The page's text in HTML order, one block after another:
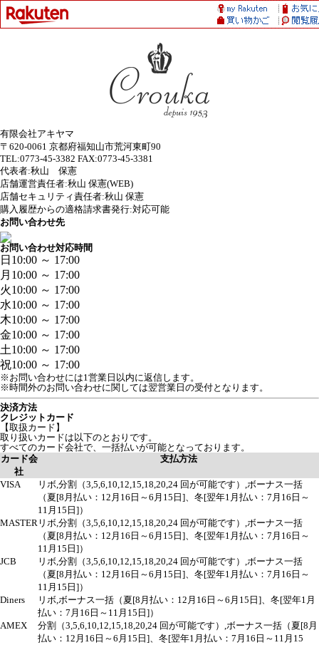
有限会社アキヤマ
〒620-0061 京都府福知山市荒河東町90
TEL:0773-45-3382 FAX:0773-45-3381
代表者:秋山 保憲
店舗運営責任者:秋山 保憲(WEB)
店舗セキュリティ責任者:秋山 保憲
購入履歴からの適格請求書発行:対応可能
お問い合わせ先
お問い合わせ対応時間
日 10:00 ～ 17:00
月 10:00 ～ 17:00
火10:00 ～ 17:00
水10:00 ～ 17:00
木10:00 ～ 17:00
金10:00 ～ 17:00
土10:00 ～ 17:00
祝10:00 ～ 17:00
※お問い合わせには1営業日以内に返信します。
※時間外のお問い合わせに関しては翌営業日の受付となります。
決済方法
クレジットカード
【取扱カード】
取り扱いカードは以下のとおりです。
すべてのカード会社で、一括払いが可能となっております。
カード会
社
支払方法
VISA
リボ,分割（3,5,6,10,12,15,18,20,24 回が可能です）,ボーナス一括
（夏[8月払い：12月16日～6月15日]、冬[翌年1月払い：7月16日～
11月15日]）
MASTER リボ,分割（3,5,6,10,12,15,18,20,24 回が可能です）,ボーナス一括
（夏[8月払い：12月16日～6月15日]、冬[翌年1月払い：7月16日～
11月15日]）
JCB
リボ,分割（3,5,6,10,12,15,18,20,24 回が可能です）,ボーナス一括
（夏[8月払い：12月16日～6月15日]、冬[翌年1月払い：7月16日～
11月15日]）
Diners
リボ,ボーナス一括（夏[8月払い：12月16日～6月15日]、冬[翌年1月
払い：7月16日～11月15日]）
AMEX
分割（3,5,6,10,12,15,18,20,24 回が可能です）,ボーナス一括（夏[8月
払い：12月16日～6月15日]、冬[翌年1月払い：7月16日～11月15